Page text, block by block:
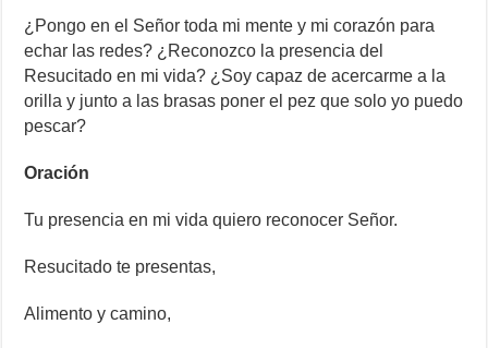
¿Pongo en el Señor toda mi mente y mi corazón para
echar las redes? ¿Reconozco la presencia del
Resucitado en mi vida? ¿Soy capaz de acercarme a la
orilla y junto a las brasas poner el pez que solo yo puedo
pescar?
Oración
Tu presencia en mi vida quiero reconocer Señor.
Resucitado te presentas,
Alimento y camino,